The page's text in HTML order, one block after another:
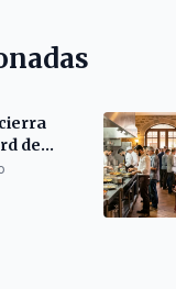
de
tráfico